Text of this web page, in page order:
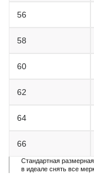
56
58
60
62
64
66
Стандартная
в идеале снять все